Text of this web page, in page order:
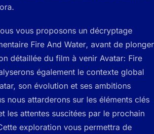
vous proposons un décryptage
Fire And Water, avant de plonger
détaillée du film à venir Avatar: Fire
également le contexte global
son évolution et ses ambitions
nous attarderons sur les éléments clés
les attentes suscitées par le prochain
exploration vous permettra de